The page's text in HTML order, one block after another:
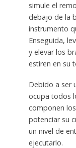
simule el
debajo de la
instrumento
Enseguida,
y elevar los
estiren en su
Debido a ser
ocupa todos
componen
potenciar su
un nivel de
ejecutarlo.